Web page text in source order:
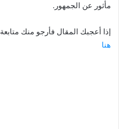
مأثور عن الجمهور.
إذا أعجبك المقال فأرجو منك متابعة
هنا